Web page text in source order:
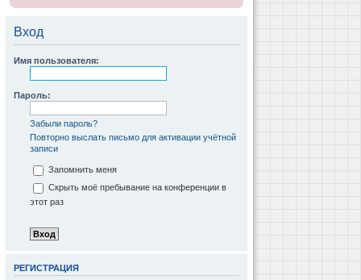
Вход
Имя пользователя:
Пароль:
Забыли пароль?
Повторно выслать письмо для активации учётной
записи
Запомнить меня
Скрыть моё пребывание на конференции в
этот раз
РЕГИСТРАЦИЯ